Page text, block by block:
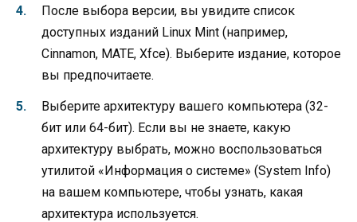
После выбора версии, вы увидите список
доступных изданий Linux Mint (например,
Cinnamon, MATE, Xfce). Выберите издание, которое
вы предпочитаете.
Выберите архитектуру вашего компьютера (32-
бит или 64-бит). Если вы не знаете, какую
архитектуру выбрать, можно воспользоваться
утилитой «Информация о системе» (System Info)
на вашем компьютере, чтобы узнать, какая
архитектура используется.